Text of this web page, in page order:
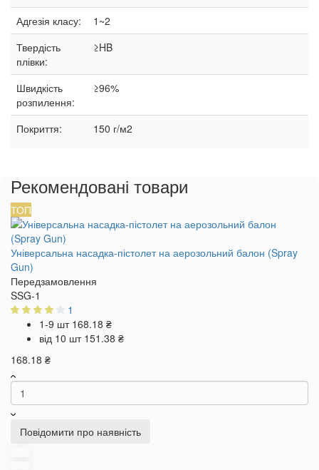
Адгезія класу:
1~2
Твердість
плівки:
≥HB
Швидкість
розпилення:
≥96%
Покриття: 150 г/м2
Рекомендовані товари
ТОП
Універсальна насадка-пістолет на аерозольний балон (Spray
Gun)
Передзамовлення
SSG-1
1
1-9 шт 168.18 ₴
від 10 шт 151.38 ₴
168.18 ₴
Повідомити про наявність